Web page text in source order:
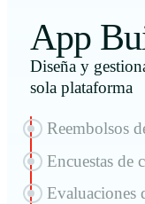
App
Diseña y
sola plataforma
Reembolsos
Encuestas de
Evaluaciones